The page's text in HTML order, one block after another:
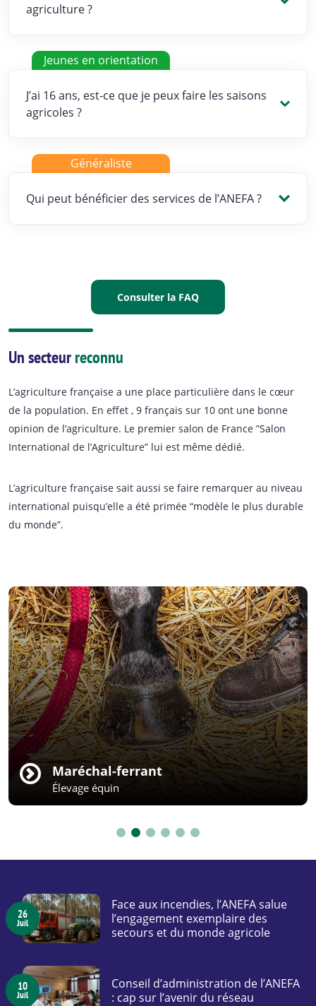
agriculture ?
Jeunes en orientation
J’ai 16 ans, est-ce que je peux faire les saisons
agricoles ?
Généraliste
Qui peut bénéficier des services de l’ANEFA ?
Consulter la FAQ
Un secteurreconnu
L’agriculture française a une place particulière dans le cœur
de la population. En effet , 9 français sur 10 ont une bonne
opinion de l’agriculture. Le premier salon de France ”Salon
International de l’Agriculture” lui est même dédié.
L’agriculture française sait aussi se faire remarquer au niveau
international puisqu’elle a été primée “modèle le plus durable
du monde”.
Chef de culture
Grandes cultures
26
Juil
Face aux incendies, l’ANEFA salue
l’engagement exemplaire des
secours et du monde agricole
10
Juil
Conseil d’administration de l’ANEFA
: cap sur l’avenir du réseau